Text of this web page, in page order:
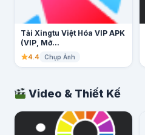
Tải Xingtu Việt Hóa VIP APK
(VIP, Mở...
4.4 Chụp Ảnh
Video & Thiết Kế